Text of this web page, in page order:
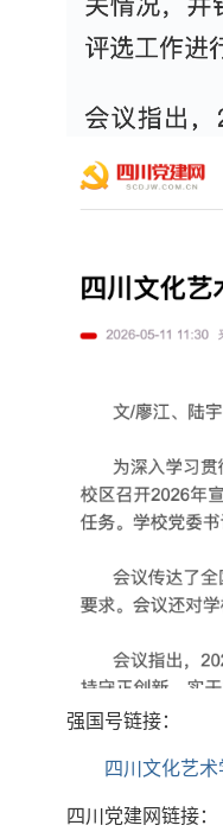
强国号链接：
四川文化艺
四川党建网链接：